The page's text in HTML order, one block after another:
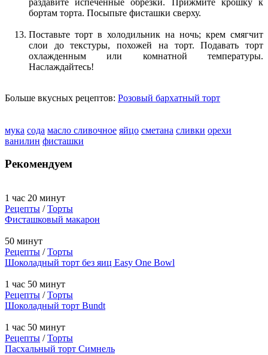
бортам торта. Посыпьте фисташки сверху.
Поставьте торт в холодильник на ночь; крем смягчит
слои до текстуры, похожей на торт. Подавать торт
охлажденным или комнатной температуры.
Наслаждайтесь!
Больше вкусных рецептов: Розовый бархатный торт
мука сода масло сливочное яйцо сметана сливки орехи
ванилин фисташки
Рекомендуем
1 час 20 минут
Рецепты /Торты
Фисташковый макарон
50 минут
Рецепты /Торты
Шоколадный торт без яиц Easy One Bowl
1 час 50 минут
Рецепты /Торты
Шоколадный торт Bundt
1 час 50 минут
Рецепты /Торты
Пасхальный торт Симнель